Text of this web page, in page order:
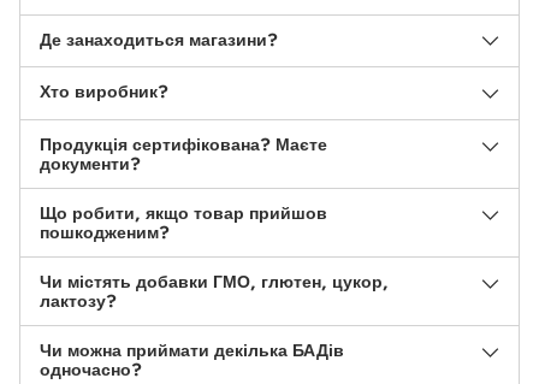
Де занаходиться магазини?
Хто виробник?
Продукція сертифікована? Маєте
документи?
Що робити, якщо товар прийшов
пошкодженим?
Чи містять добавки ГМО, глютен, цукор,
лактозу?
Чи можна приймати декілька БАДів
одночасно?